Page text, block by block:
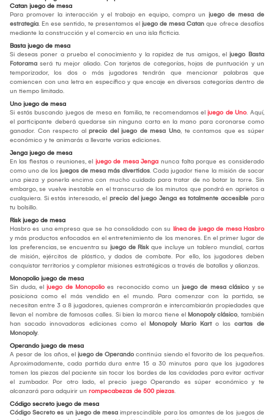
Catan juego de mesa
Para promover la interacción y el trabajo en equipo, compra un juego de mesa de
estrategia. En ese sentido, te presentamos el juego de mesa Catan que ofrece desafíos
mediante la construcción y el comercio en una isla ficticia.
Basta juego de mesa
Si deseas poner a prueba el conocimiento y la rapidez de tus amigos, el juego Basta
Fotorama será tu mejor aliado. Con tarjetas de categorías, hojas de puntuación y un
temporizador, los dos o más jugadores tendrán que mencionar palabras que
comiencen con una letra en específico y que encaje en diversas categorías dentro de
un tiempo limitado.
Uno juego de mesa
Si estás buscando juegos de mesa en familia, te recomendamos el juego de Uno. Aquí,
el participante deberá quedarse sin ninguna carta en la mano para coronarse como
ganador. Con respecto al precio del juego de mesa Uno, te contamos que es súper
económico y te animarás a llevarte varias ediciones.
Jenga juego de mesa
En las fiestas o reuniones, el juego de mesa Jenga nunca falta porque es considerado
como uno de los juegos de mesa más divertidos. Cada jugador tiene la misión de sacar
una pieza y ponerla encima con mucho cuidado para tratar de no botar la torre. Sin
embargo, se vuelve inestable en el transcurso de los minutos que pondrá en aprietos a
cualquiera. Si estás interesado, el precio del juego Jenga es totalmente accesible para
tu bolsillo.
Risk juego de mesa
Hasbro es una empresa que se ha consolidado con su línea de juego de mesa Hasbro
y más productos enfocados en el entretenimiento de los menores. En el primer lugar de
las preferencias, se encuentra su juego de Riskque incluye un tablero mundial, cartas
de misión, ejércitos de plástico, y dados de combate. Por ello, los jugadores deben
conquistar territorios y completar misiones estratégicas a través de batallas y alianzas.
Monopolio juego de mesa
Sin duda, el juego de Monopolio es reconocido como un juego de mesa clásico y se
posiciona como el más vendido en el mundo. Para comenzar con la partida, se
necesitan entre 3 a 8 jugadores, quienes comprarán e intercambiarán propiedades que
llevan el nombre de famosas calles. Si bien la marca tiene el Monopoly clásico, también
han sacado innovadoras ediciones como el Monopoly Mario Karto las cartas de
Monopoly.
Operando juego de mesa
A pesar de los años, el juego de Operando continúa siendo el favorito de los pequeños.
Aproximadamente, cada partida dura entre 15 a 30 minutos para que los jugadores
tomen las piezas del paciente sin tocar los bordes de las cavidades para evitar activar
el zumbador. Por otro lado, el precio juego Operando es súper económico y te
alcanzará para adquirir un rompecabezas de 500 piezas.
Código secreto juego de mesa
Código Secreto es un juego de mesa imprescindible para los amantes de los juegos de